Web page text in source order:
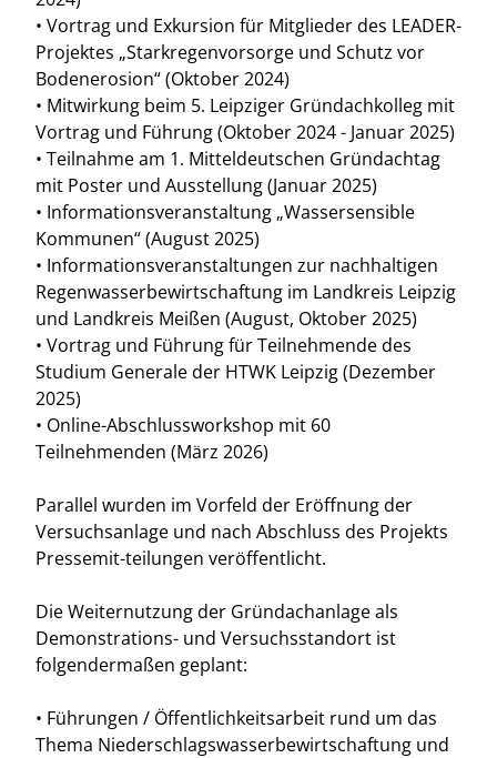
• Vortrag und Exkursion für Mitglieder des LEADER-
Projektes „Starkregenvorsorge und Schutz vor
Bodenerosion“ (Oktober 2024)
• Mitwirkung beim 5. Leipziger Gründachkolleg mit
Vortrag und Führung (Oktober 2024 - Januar 2025)
• Teilnahme am 1. Mitteldeutschen Gründachtag
mit Poster und Ausstellung (Januar 2025)
• Informationsveranstaltung „Wassersensible
Kommunen“ (August 2025)
• Informationsveranstaltungen zur nachhaltigen
Regenwasserbewirtschaftung im Landkreis Leipzig
und Landkreis Meißen (August, Oktober 2025)
• Vortrag und Führung für Teilnehmende des
Studium Generale der HTWK Leipzig (Dezember
2025)
• Online-Abschlussworkshop mit 60
Teilnehmenden (März 2026)
Parallel wurden im Vorfeld der Eröffnung der
Versuchsanlage und nach Abschluss des Projekts
Pressemit-teilungen veröffentlicht.
Die Weiternutzung der Gründachanlage als
Demonstrations- und Versuchsstandort ist
folgendermaßen geplant:
• Führungen / Öffentlichkeitsarbeit rund um das
Thema Niederschlagswasserbewirtschaftung und